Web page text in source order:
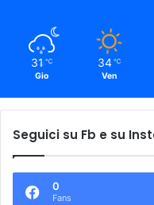
31 ℃
Gio
34 ℃
Ven
Seguici su Fb e su
0
Fans